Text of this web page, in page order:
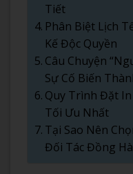
Tiết
Phân Biệt Lịch
Kế Độc Quyền
Câu Chuyện
Sự Cố Biến
Quy Trình Đặt In
Tối Ưu Nhất
Tại Sao Nên
Đối Tác Đồng